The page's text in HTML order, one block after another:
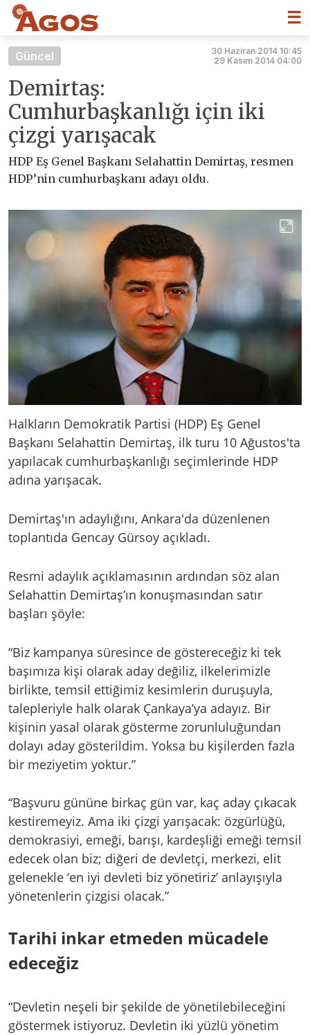
☰
Güncel
30 Haziran 2014 10:45
29 Kasım 2014 04:00
Demirtaş:
Cumhurbaşkanlığı için iki
çizgi yarışacak
HDP Eş Genel Başkanı Selahattin Demirtaş, resmen
HDP’nin cumhurbaşkanı adayı oldu.
Halkların Demokratik Partisi (HDP) Eş Genel
Başkanı Selahattin Demirtaş, ilk turu 10 Ağustos'ta
yapılacak cumhurbaşkanlığı seçimlerinde HDP
adına yarışacak.
Demirtaş'ın adaylığını, Ankara'da düzenlenen
toplantıda Gencay Gürsoy açıkladı.
Resmi adaylık açıklamasının ardından söz alan
Selahattin Demirtaş’ın konuşmasından satır
başları şöyle:
“Biz kampanya süresince de göstereceğiz ki tek
başımıza kişi olarak aday değiliz, ilkelerimizle
birlikte, temsil ettiğimiz kesimlerin duruşuyla,
talepleriyle halk olarak Çankaya’ya adayız. Bir
kişinin yasal olarak gösterme zorunluluğundan
dolayı aday gösterildim. Yoksa bu kişilerden fazla
bir meziyetim yoktur.”
“Başvuru gününe birkaç gün var, kaç aday çıkacak
kestiremeyiz. Ama iki çizgi yarışacak: özgürlüğü,
demokrasiyi, emeği, barışı, kardeşliği emeği temsil
edecek olan biz; diğeri de devletçi, merkezi, elit
gelenekle ‘en iyi devleti biz yönetiriz’ anlayışıyla
yönetenlerin çizgisi olacak.”
Tarihi inkar etmeden mücadele
edeceğiz
“Devletin neşeli bir şekilde de yönetilebileceğini
göstermek istiyoruz. Devletin iki yüzlü yönetim